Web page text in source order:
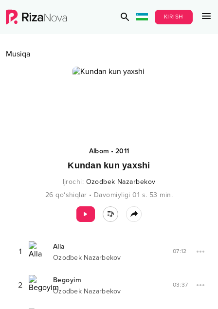
KIRISH
Musiqa
Albom •2011
Kundan kun yaxshi
Ijrochi: Ozodbek Nazarbekov
26 qo‘shiqlar • Davomiyligi 01 s. 53 min.
1
Alla
Ozodbek Nazarbekov
07:12
2
Begoyim
Ozodbek Nazarbekov
03:37